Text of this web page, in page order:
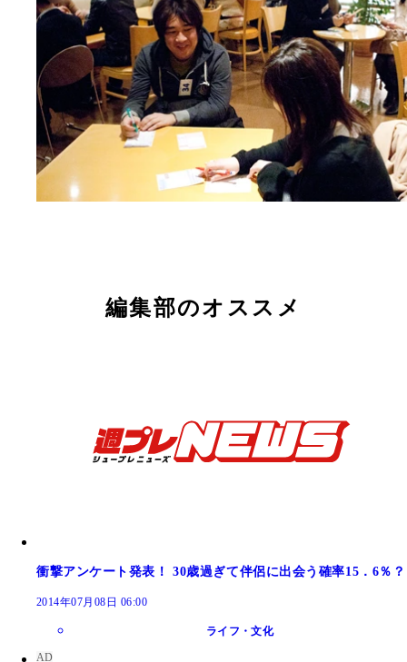
編集部のオススメ
衝撃アンケート発表！ 30歳過ぎて伴侶に出会う確率15．6％？
2014年07月08日 06:00
ライフ・文化